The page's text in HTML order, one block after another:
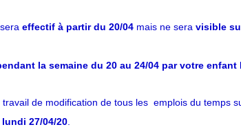
effectif à partir du 20/04 mais ne sera visible
la semaine du 20 au 24/04 par votre
de modification de tous les emplois du temps
27/04/20